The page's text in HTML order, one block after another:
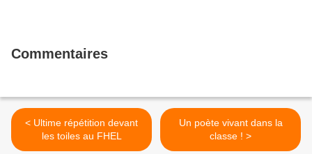
Commentaires
< Ultime répétition devant
les toiles au FHEL
Un poète vivant dans la
classe ! >